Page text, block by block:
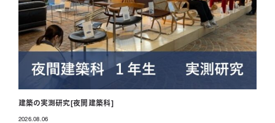
建築の実測研究[夜間建築科]
2026.08.06